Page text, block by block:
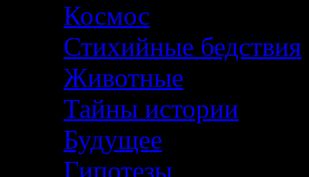
Космос
Стихийные бедствия
Животные
Тайны истории
Будущее
Гипотезы